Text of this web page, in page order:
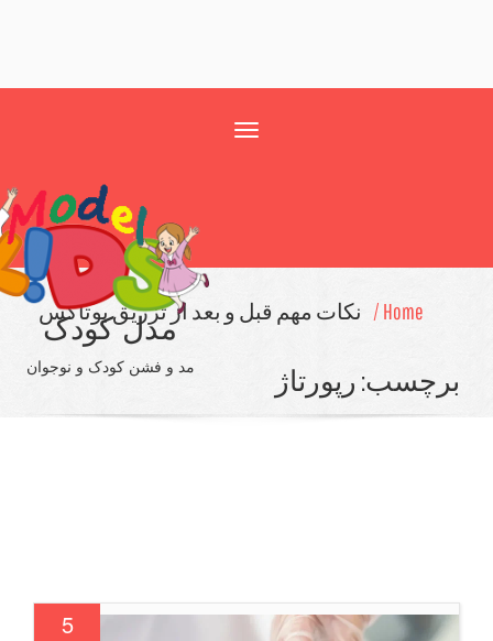
مدل کودک
مد و فشن کودک و نوجوان
نکات مهم قبل و بعد از تزریق بوتاکس
رپورتاژ
5